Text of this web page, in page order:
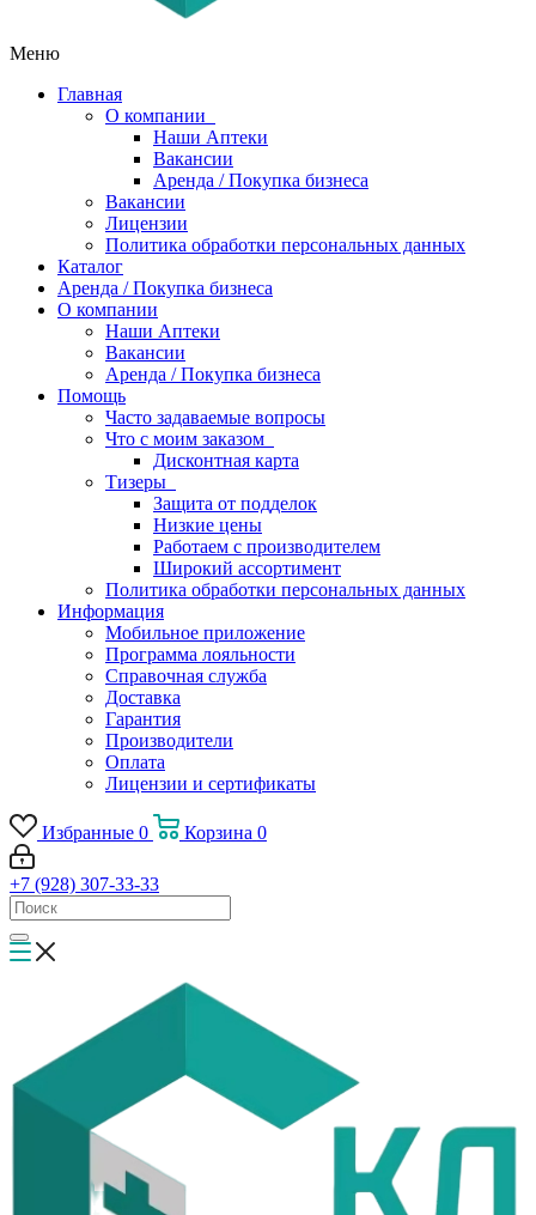
Меню
Главная
О компании
Наши Аптеки
Вакансии
Аренда / Покупка бизнеса
Вакансии
Лицензии
Политика обработки персональных данных
Каталог
Аренда / Покупка бизнеса
О компании
Наши Аптеки
Вакансии
Аренда / Покупка бизнеса
Помощь
Часто задаваемые вопросы
Что с моим заказом
Дисконтная карта
Тизеры
Защита от подделок
Низкие цены
Работаем с производителем
Широкий ассортимент
Политика обработки персональных данных
Информация
Мобильное приложение
Программа лояльности
Справочная служба
Доставка
Гарантия
Производители
Оплата
Лицензии и сертификаты
Избранные 0 Корзина 0
+7 (928) 307-33-33